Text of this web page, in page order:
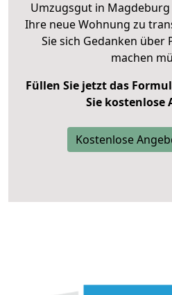
Umzugsgut in
Ihre neue Wohnung zu
Sie sich Gedanken
machen
Füllen Sie jetzt das
Sie kostenlose
Kostenlose